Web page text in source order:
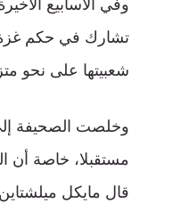
وفي الأسابيع
تشارك في حكم
شعبيتها على نحو
وخلصت الصحيفة
مستقبلا، خاصة أن
قال مايكل